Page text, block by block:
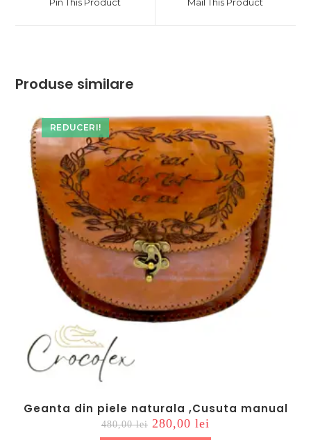
new
Pin This Product
new
Mail This Product
Produse similare
REDUCERI!
Geanta din piele naturala ,Cusuta manual
480,00lei Prețul
inițial
280,00 lei